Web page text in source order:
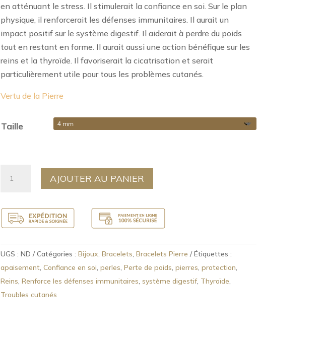
en atténuant le stress. Il stimulerait la confiance en soi. Sur le plan
physique, il renforcerait les défenses immunitaires. Il aurait un
impact positif sur le système digestif. Il aiderait à perdre du poids
tout en restant en forme. Il aurait aussi une action bénéfique sur les
reins et la thyroïde. Il favoriserait la cicatrisation et serait
particulièrement utile pour tous les problèmes cutanés.
Vertu de la Pierre
Taille
perles
Mokaïte
AJOUTER AU PANIER
UGS : ND Catégories : Bijoux, Bracelets, Bracelets Pierre
Étiquettes :
apaisement, Confiance en soi, perles, Perte de poids, pierres, protection,
Reins, Renforce les défenses immunitaires, système digestif, Thyroïde,
Troubles cutanés